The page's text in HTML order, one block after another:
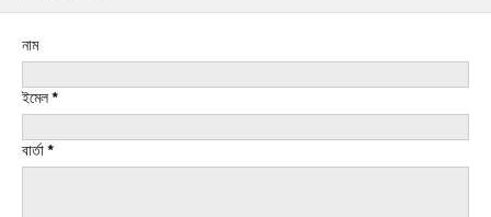
নাম
ইমেল*
বার্তা*